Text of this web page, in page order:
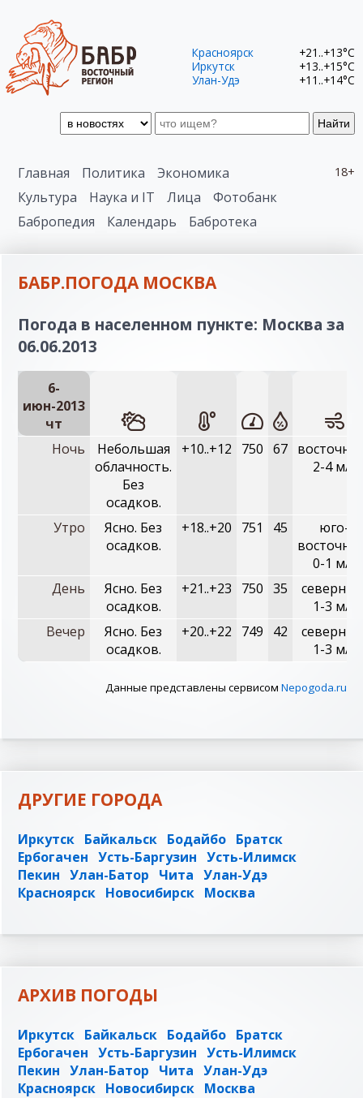
Найти
Красноярск
+21..+13°C
Иркутск
+13..+15°C
Улан-Удэ
+11..+14°C
18+
Главная Политика
Экономика
Культура
Наука и IT Лица
Фотобанк
Бабропедия
Календарь Бабротека
БАБР.ПОГОДА МОСКВА
Погода в населенном пункте: Москва за
06.06.2013
6-
июн-2013
чт
Ночь
Небольшая
облачность.
Без
осадков.
+10..+12 750 67
2-4 м/с
Утро
Ясно. Без
осадков.
+18..+20 751 45
юго-
0-1 м/с
День
Ясно. Без
осадков.
+21..+23 750 35
1-3 м/с
Вечер
Ясно. Без
осадков.
+20..+22 749 42
1-3 м/с
Данные представлены сервисом Nepogoda.ru
ДРУГИЕ ГОРОДА
Иркутск Байкальск Бодайбо Братск
Ербогачен Усть-Баргузин Усть-Илимск
Пекин Улан-Батор Чита Улан-Удэ
Красноярск Новосибирск Москва
АРХИВ ПОГОДЫ
Иркутск Байкальск Бодайбо Братск
Ербогачен Усть-Баргузин Усть-Илимск
Пекин Улан-Батор Чита Улан-Удэ
Красноярск Новосибирск Москва